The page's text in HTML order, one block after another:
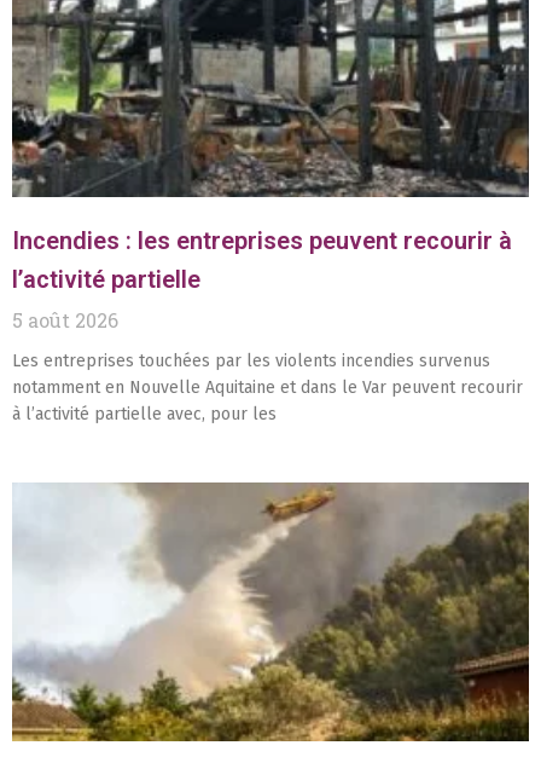
Incendies : les entreprises peuvent recourir à
l’activité partielle
5 août 2026
Les entreprises touchées par les violents incendies survenus
notamment en Nouvelle Aquitaine et dans le Var peuvent recourir
à l’activité partielle avec, pour les